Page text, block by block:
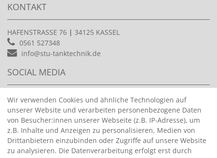
KONTAKT
HAFENSTRASSE 76 | 34125 KASSEL
0561 527348
info@stu-tanktechnik.de
SOCIAL MEDIA
COMING SOON...
ÜBER UNS
Die STU Tanktechnik GmbH&Co.KG aus Kassel ist Experte für
Wir verwenden Cookies und ähnliche Technologien auf
unserer Website und verarbeiten personenbezogene Daten
von Besucher:innen unserer Webseite (z.B. IP-Adresse), um
z.B. Inhalte und Anzeigen zu personalisieren, Medien von
Drittanbietern einzubinden oder Zugriffe auf unsere Website
zu analysieren. Die Datenverarbeitung erfolgt erst durch